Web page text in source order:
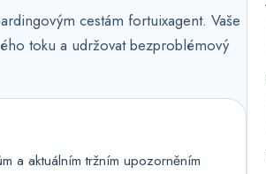
cestám fortuixagent. Vaše
toku a udržovat bezproblémový
a aktuálním tržním upozorněním